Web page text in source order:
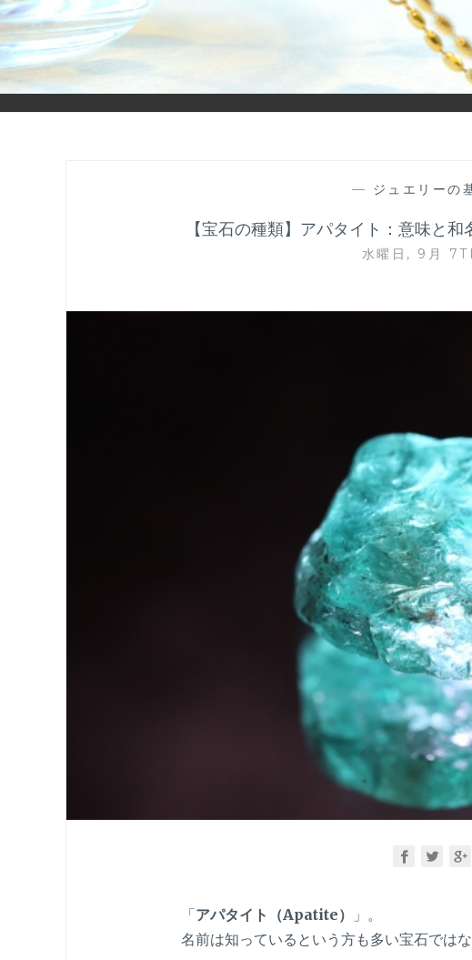
「ヒカリモノガタリ」は、ジュエリー・アクセサリーを愛し、コーディ
— ジュエリーの
【宝石の種類】アパタイト：意味と
水曜日, 9月
「アパタイト（Apatite）
」。
名前は知っているという方も多い宝石ではな